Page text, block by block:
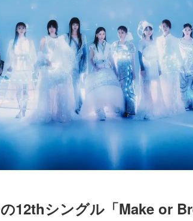
12thシングル「Make or